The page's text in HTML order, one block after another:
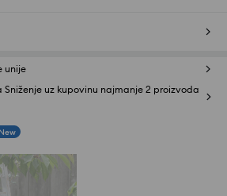
unije
uz kupovinu najmanje 2 proizvoda
New